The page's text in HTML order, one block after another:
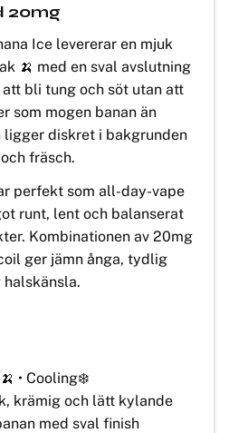
20mg
Ice levererar en mjuk
🍌 med en sval avslutning
bli tung och söt utan att
som mogen banan än
diskret i bakgrunden
fräsch.
perfekt som all-day-vape
runt, lent och balanserat
Kombinationen av 20mg
ger jämn ånga, tydlig
halskänsla.
• Cooling❄️
krämig och lätt kylande
med sval finish